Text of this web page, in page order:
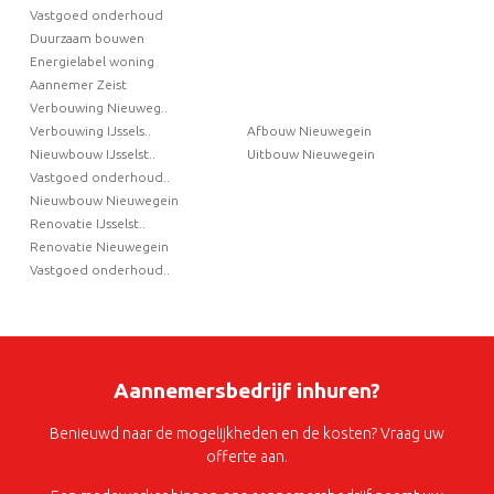
Vastgoed onderhoud
Duurzaam bouwen
Energielabel woning
Aannemer Zeist
Verbouwing Nieuweg..
Verbouwing IJssels..
Nieuwbouw IJsselst..
Vastgoed onderhoud..
Nieuwbouw Nieuwegein
Renovatie IJsselst..
Renovatie Nieuwegein
Vastgoed onderhoud..
Afbouw Nieuwegein
Uitbouw Nieuwegein
Aannemersbedrijf inhuren?
Benieuwd naar de mogelijkheden en de kosten? Vraag uw
offerte aan.